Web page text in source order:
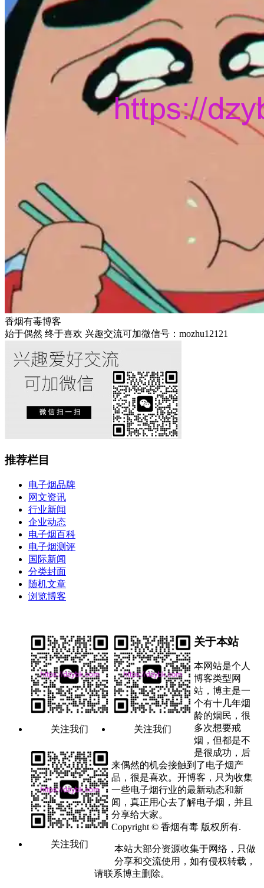
香烟有毒博客
始于偶然 终于喜欢 兴趣交流可加微信号：mozhu12121
推荐栏目
电子烟品牌
网文资讯
行业新闻
企业动态
电子烟百科
电子烟测评
国际新闻
分类封面
随机文章
浏览博客
关注我们 关注我们
关注我们
关于本站
本网站是个人
博客类型网
站，博主是一
个有十几年烟
龄的烟民，很
多次想要戒
烟，但都是不
是很成功，后
来偶然的机会接触到了电子烟产
品，很是喜欢。开博客，只为收集
一些电子烟行业的最新动态和新
闻，真正用心去了解电子烟，并且
分享给大家。
Copyright © 香烟有毒 版权所有.
本站大部分资源收集于网络，只做
分享和交流使用，如有侵权转载，
请联系博主删除。